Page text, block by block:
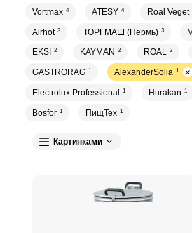
Vortmax 4 ATESY 4 Roal Veget
Airhot 3 ТОРГМАШ (Пермь) 3
EKSI 2 KAYMAN 2 ROAL 2
GASTRORAG 1 AlexanderSolia 1
Electrolux Professional 1 Hurakan 1
Bosfor 1 ПищТех 1
Картинками